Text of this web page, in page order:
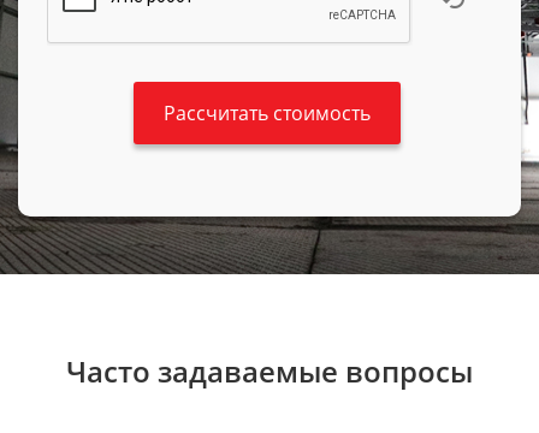
Часто задаваемые вопросы